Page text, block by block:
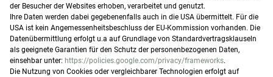
der Besucher der Websites erhoben, verarbeitet und genutzt.
Ihre Daten werden dabei gegebenenfalls auch in die USA übermittelt. Für die
USA ist kein Angemessenheitsbeschluss der EU-Kommission vorhanden. Die
Datenübermittlung erfolgt u.a auf Grundlage von Standardvertragsklauseln
als geeignete Garantien für den Schutz der personenbezogenen Daten,
einsehbar unter: https://policies.google.com/privacy/frameworks.
Die Nutzung von Cookies oder vergleichbarer Technologien erfolgt auf